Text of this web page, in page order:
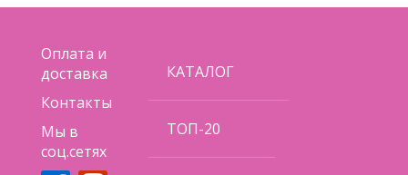
Оплата и
доставка
Контакты
Мы в
соц.сетях
КАТАЛОГ
ТОП-20